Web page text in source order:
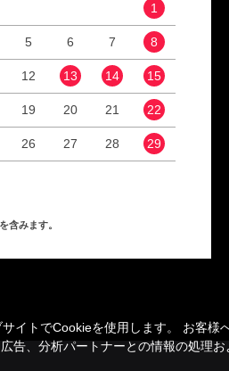
1
5 6 7 8
12 13 14 15
19 20 21 22
26 27 28 29
含みます。
イトでCookieを使用します。 お客様
告、分析パートナーとの情報の処理お